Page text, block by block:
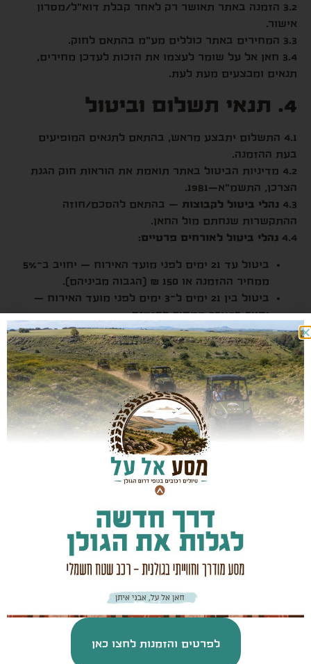
3.2 הזמנה באתר תאושר רק לאחר קבלת דוא"ל/מסרון
אישור.
3.3 המחירים באתר כוללים מע"מ בהתאם לחוק.
3.4 חאן אל על שומר לעצמו את הזכות לעדכן מחירים,
תנאים ומבצעים מעת לעת.
4. תנאי תשלום וביטול
4.1 התשלום יתבצע מראש, בהתאם לתנאים המופיעים
בעת ההזמנה.
4.2 מדיניות הביטול באתר תואמת את הוראות חוק הגנת
הצרכן, התשמ"א–1981.
4.3 נהלי ביטול לקבוצות – בהתאם להסכם/חוזה
ההתקשרות שנחתם מול החאן.
4.4 נהלי ביטול לאורחים פרטיים:
ביטול עד 21 ימים לפני מועד האירוח – יחויב ב־5%
ממחיר ההזמנה או 150 ₪ (הגבוה מביניהם).
ביטול בין 21 ימים ל־3 ימים לפני מועד האירוח –
יחויב ב־50% ממחיר ההזמנה.
ביטול שנעשה החל מ־3 ימים לפני מועד האירוח –
יחויב במלוא סכום ההזמנה.
5. אחריות
5.1 חאן אל על מתחייב להעמיד לרשות האורחים את
השירותים כפי שהוזמנו ובכפוף לזמינות.
5.2 התמונות באתר נועדו להמחשה בלבד. ייתכנו הבדלים
בין התמונות למציאות.
5.3 חאן אל על אינו אחראי לכל נזק עקיף, תוצאתי או אובדן
רווח שייגרם עקב שימוש באתר או שהייה במקום.
6.2 חאן אל על אינו אחראי לתוכן או לשירותים באתרים
לפרטים והזמנות לחצו כאן